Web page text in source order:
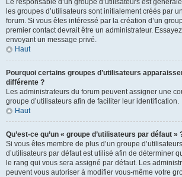
Le responsable d’un groupe d’utilisateurs est
les groupes d’utilisateurs sont initialement créés par
forum. Si vous êtes intéressé par la création d’un
premier contact devrait être un administrateur.
envoyant un message privé.
Haut
Pourquoi certains groupes d’utilisateurs
différente ?
Les administrateurs du forum peuvent assigner une
groupe d’utilisateurs afin de faciliter leur identification.
Haut
Qu’est-ce qu’un « groupe d’utilisateurs par défaut »
Si vous êtes membre de plus d’un groupe
d’utilisateurs par défaut est utilisé afin de déterminer
le rang qui vous sera assigné par défaut. Les
peuvent vous autoriser à modifier vous-même votre